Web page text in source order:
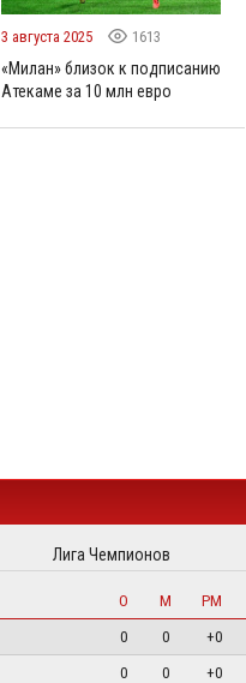
3 августа 2025 1613
«Милан» близок к подписанию
Атекаме за 10 млн евро
Лига Чемпионов
О М
РМ
0 0
+0
0 0
+0